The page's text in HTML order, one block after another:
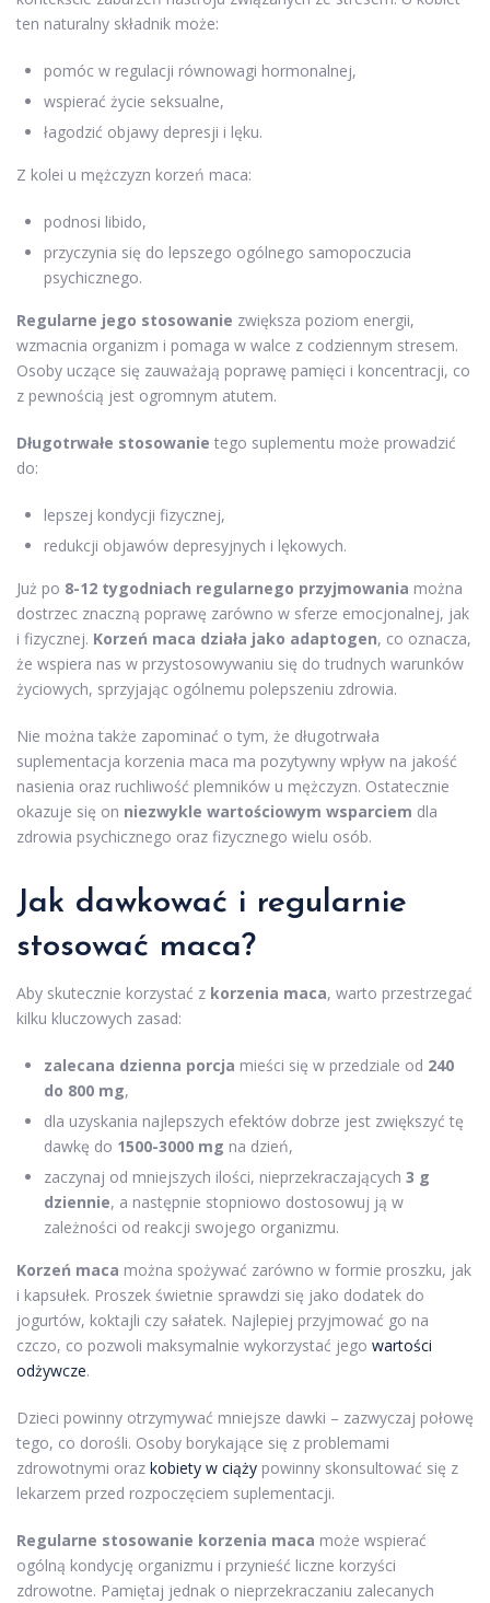
ten naturalny składnik może:
pomóc w regulacji równowagi hormonalnej,
wspierać życie seksualne,
łagodzić objawy depresji i lęku.
Z kolei u mężczyzn korzeń maca:
podnosi libido,
przyczynia się do lepszego ogólnego samopoczucia
psychicznego.
Regularne jego stosowanie zwiększa poziom energii,
wzmacnia organizm i pomaga w walce z codziennym stresem.
Osoby uczące się zauważają poprawę pamięci i koncentracji, co
z pewnością jest ogromnym atutem.
Długotrwałe stosowanie tego suplementu może prowadzić
do:
lepszej kondycji fizycznej,
redukcji objawów depresyjnych i lękowych.
Już po 8-12 tygodniach regularnego przyjmowania można
dostrzec znaczną poprawę zarówno w sferze emocjonalnej, jak
i fizycznej. Korzeń maca działa jako adaptogen, co oznacza,
że wspiera nas w przystosowywaniu się do trudnych warunków
życiowych, sprzyjając ogólnemu polepszeniu zdrowia.
Nie można także zapominać o tym, że długotrwała
suplementacja korzenia maca ma pozytywny wpływ na jakość
nasienia oraz ruchliwość plemników u mężczyzn. Ostatecznie
okazuje się on niezwykle wartościowym wsparciem dla
zdrowia psychicznego oraz fizycznego wielu osób.
Jak dawkować i regularnie
stosować maca?
Aby skutecznie korzystać z korzenia maca, warto przestrzegać
kilku kluczowych zasad:
zalecana dzienna porcja mieści się w przedziale od 240
do 800 mg,
dla uzyskania najlepszych efektów dobrze jest zwiększyć tę
dawkę do 1500-3000 mg na dzień,
zaczynaj od mniejszych ilości, nieprzekraczających 3 g
dziennie, a następnie stopniowo dostosowuj ją w
zależności od reakcji swojego organizmu.
Korzeń maca można spożywać zarówno w formie proszku, jak
i kapsułek. Proszek świetnie sprawdzi się jako dodatek do
jogurtów, koktajli czy sałatek. Najlepiej przyjmować go na
czczo, co pozwoli maksymalnie wykorzystać jego wartości
odżywcze.
Dzieci powinny otrzymywać mniejsze dawki – zazwyczaj połowę
tego, co dorośli. Osoby borykające się z problemami
zdrowotnymi oraz kobiety w ciąży powinny skonsultować się z
lekarzem przed rozpoczęciem suplementacji.
Regularne stosowanie korzenia maca może wspierać
ogólną kondycję organizmu i przynieść liczne korzyści
zdrowotne. Pamiętaj jednak o nieprzekraczaniu zalecanych